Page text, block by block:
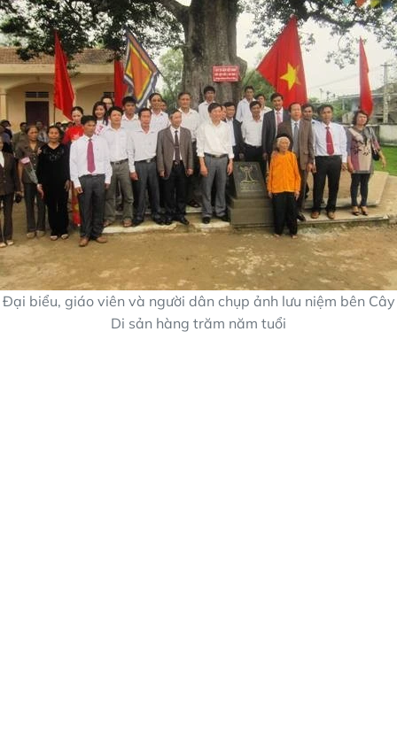
Đại biểu, giáo viên và người dân chụp ảnh lưu niệm bên Cây
Di sản hàng trăm năm tuổi